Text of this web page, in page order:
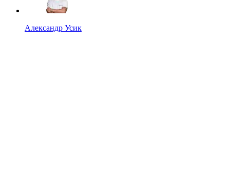
Александр Усик